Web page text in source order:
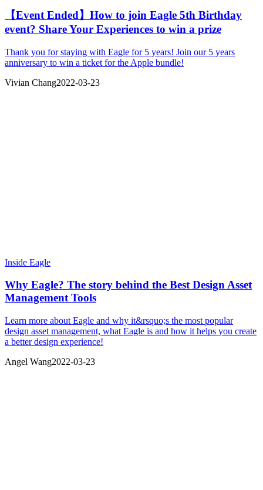
【Event Ended】How to join Eagle 5th Birthday
event? Share Your Experiences to win a prize
Thank you for staying with Eagle for 5 years! Join our 5 years
anniversary to win a ticket for the Apple bundle!
Vivian Chang2022-03-23
Inside Eagle
Why Eagle? The story behind the Best Design Asset
Management Tools
Learn more about Eagle and why it&rsquo;s the most popular
design asset management, what Eagle is and how it helps you create
a better design experience!
Angel Wang2022-03-23